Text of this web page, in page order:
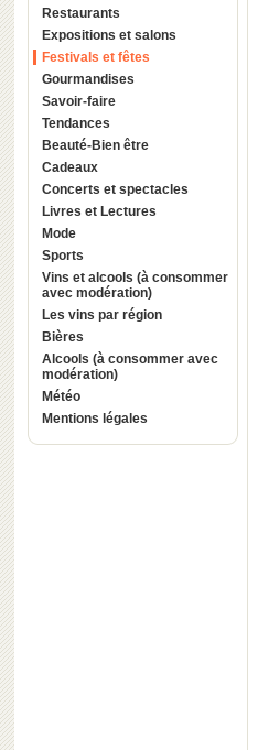
Restaurants
Expositions et salons
Festivals et fêtes
Gourmandises
Savoir-faire
Tendances
Beauté-Bien être
Cadeaux
Concerts et spectacles
Livres et Lectures
Mode
Sports
Vins et alcools (à consommer
avec modération)
Les vins par région
Bières
Alcools (à consommer avec
modération)
Météo
Mentions légales